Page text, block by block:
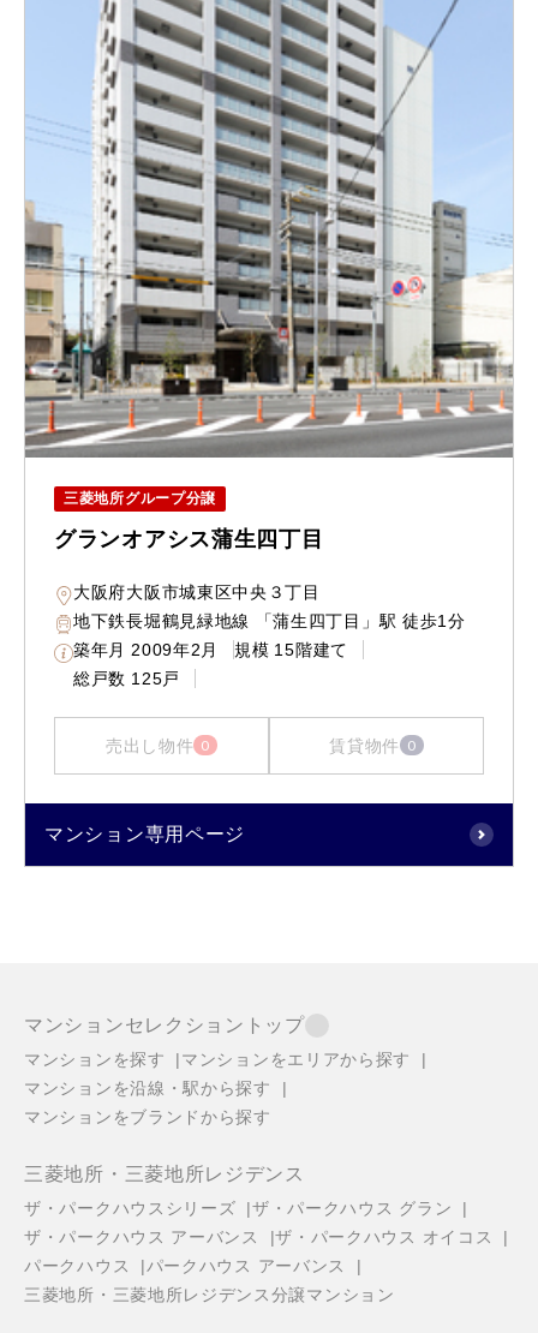
三菱地所グループ分譲
グランオアシス蒲生四丁目
大阪府大阪市城東区中央３丁目
地下鉄長堀鶴見緑地線 「蒲生四丁目」駅 徒歩1分
築年月 2009年2月 規模 15階建て
総戸数 125戸
売出し物件 0 賃貸物件 0
マンション専用ページ
マンションセレクショントップ
マンションを探す
マンションをエリアから探す
マンションを沿線・駅から探す
マンションをブランドから探す
三菱地所・三菱地所レジデンス
ザ・パークハウスシリーズ
ザ・パークハウス グラン
ザ・パークハウス アーバンス
ザ・パークハウス オイコス
パークハウス
パークハウス アーバンス
三菱地所・三菱地所レジデンス分譲マンション